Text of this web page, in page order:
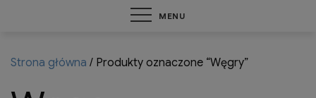
MENU
Strona główna / Produkty oznaczone “Węgry”